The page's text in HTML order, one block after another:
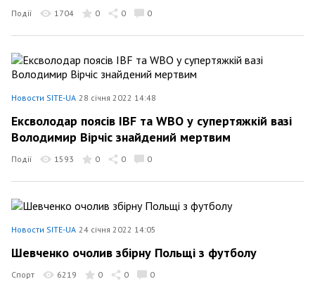
Події 1704 0 0 0
Новости SITE-UA 28 січня 2022 14:48
Ексволодар поясів IBF та WBO у супертяжкій вазі
Володимир Вірчіс знайдений мертвим
Події 1593 0 0 0
Новости SITE-UA 24 січня 2022 14:05
Шевченко очолив збірну Польщі з футболу
Спорт 6219 0 0 0